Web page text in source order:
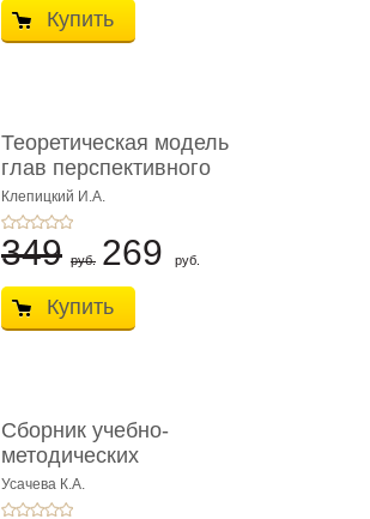
Купить
Теоретическая модель
глав перспективного
УК о ...
Клепицкий И.А.
349 руб. 269 руб.
Купить
Сборник учебно-
методических
материалов по кур ...
Усачева К.А.